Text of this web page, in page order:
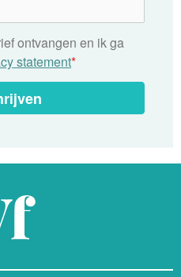
ontvangen en ik ga
statement*